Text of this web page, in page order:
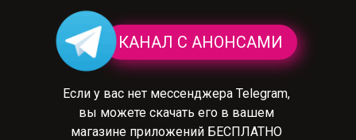
КАНАЛ С АНОНСАМИ
Если у вас нет мессенджера Telegram,
вы можете скачать его в вашем
магазине приложений БЕСПЛАТНО